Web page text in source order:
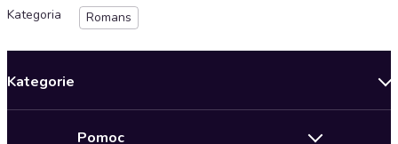
Kategoria
Romans
Kategorie
Pomoc